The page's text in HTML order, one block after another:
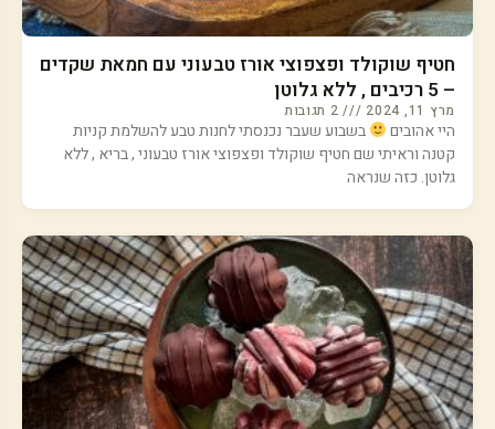
חטיף שוקולד ופצפוצי אורז טבעוני עם חמאת שקדים
– 5 רכיבים , ללא גלוטן
מרץ 11, 2024 2 תגובות
היי אהובים
בשבוע שעבר נכנסתי לחנות טבע להשלמת קניות
קטנה וראיתי שם חטיף שוקולד ופצפוצי אורז טבעוני , בריא , ללא
גלוטן. כזה שנראה